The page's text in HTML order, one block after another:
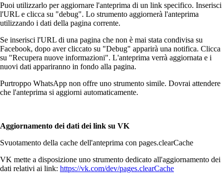
Puoi utilizzarlo per aggiornare l'anteprima di un link specifico. Inserisci
l'URL e clicca su "debug". Lo strumento aggiornerà l'anteprima
utilizzando i dati della pagina corrente.
Se inserisci l'URL di una pagina che non è mai stata condivisa su
Facebook, dopo aver cliccato su "Debug" apparirà una notifica. Clicca
su "Recupera nuove informazioni". L'anteprima verrà aggiornata e i
nuovi dati appariranno in fondo alla pagina.
Purtroppo WhatsApp non offre uno strumento simile. Dovrai attendere
che l'anteprima si aggiorni automaticamente.
Aggiornamento dei dati dei link su VK
Svuotamento della cache dell'anteprima con pages.clearCache
VK mette a disposizione uno strumento dedicato all'aggiornamento dei
dati relativi ai link: https://vk.com/dev/pages.clearCache